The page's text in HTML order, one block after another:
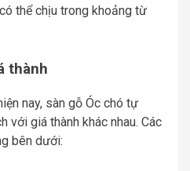
thể chịu trong khoảng từ
thành
nay, sàn gỗ Óc chó tự
với giá thành khác nhau. Các
bên dưới: